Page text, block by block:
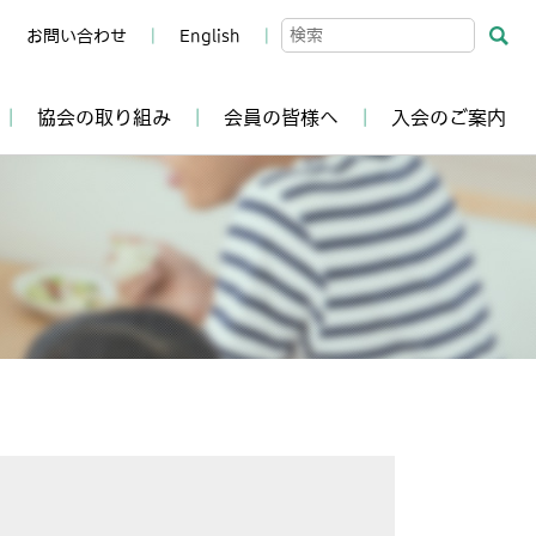
お問い合わせ English
協会の取り組み 会員の皆様へ 入会のご案内